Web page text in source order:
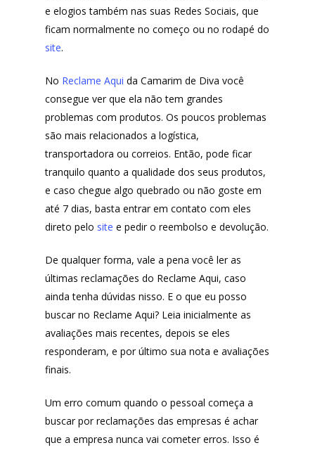
e elogios também nas suas Redes Sociais, que
ficam normalmente no começo ou no rodapé do
site.
No Reclame Aqui da Camarim de Diva você
consegue ver que ela não tem grandes
problemas com produtos. Os poucos problemas
são mais relacionados a logística,
transportadora ou correios. Então, pode ficar
tranquilo quanto a qualidade dos seus produtos,
e caso chegue algo quebrado ou não goste em
até 7 dias, basta entrar em contato com eles
direto pelo site e pedir o reembolso e devolução.
De qualquer forma, vale a pena você ler as
últimas reclamações do Reclame Aqui, caso
ainda tenha dúvidas nisso. E o que eu posso
buscar no Reclame Aqui? Leia inicialmente as
avaliações mais recentes, depois se eles
responderam, e por último sua nota e avaliações
finais.
Um erro comum quando o pessoal começa a
buscar por reclamações das empresas é achar
que a empresa nunca vai cometer erros. Isso é